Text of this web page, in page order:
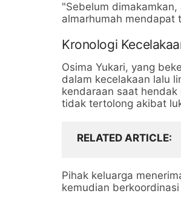
"Sebelum
almarhumah mendapat
Kronologi
Osima Yukari, yang
dalam kecelakaan lalu
kendaraan saat
tidak tertolong akibat
RELATED ARTICLE
Pihak keluarga
kemudian